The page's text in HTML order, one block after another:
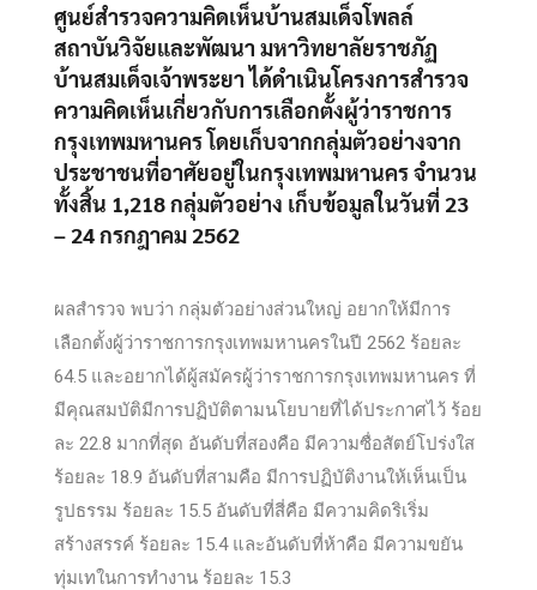
ศูนย์สำรวจความคิดเห็นบ้านสมเด็จโพลล์
สถาบันวิจัยและพัฒนา มหาวิทยาลัยราชภัฏ
บ้านสมเด็จเจ้าพระยา ได้ดำเนินโครงการสำรวจ
ความคิดเห็นเกี่ยวกับการเลือกตั้งผู้ว่าราชการ
กรุงเทพมหานคร โดยเก็บจากกลุ่มตัวอย่างจาก
ประชาชนที่อาศัยอยู่ในกรุงเทพมหานคร จำนวน
ทั้งสิ้น 1,218 กลุ่มตัวอย่าง เก็บข้อมูลในวันที่ 23
– 24 กรกฎาคม 2562
ผลสำรวจ พบว่า กลุ่มตัวอย่างส่วนใหญ่ อยากให้มีการ
เลือกตั้งผู้ว่าราชการกรุงเทพมหานครในปี 2562 ร้อยละ
64.5 และอยากได้ผู้สมัครผู้ว่าราชการกรุงเทพมหานคร ที่
มีคุณสมบัติมีการปฏิบัติตามนโยบายที่ได้ประกาศไว้ ร้อย
ละ 22.8 มากที่สุด อันดับที่สองคือ มีความซื่อสัตย์โปร่งใส
ร้อยละ 18.9 อันดับที่สามคือ มีการปฏิบัติงานให้เห็นเป็น
รูปธรรม ร้อยละ 15.5 อันดับที่สี่คือ มีความคิดริเริ่ม
สร้างสรรค์ ร้อยละ 15.4 และอันดับที่ห้าคือ มีความขยัน
ทุ่มเทในการทำงาน ร้อยละ 15.3